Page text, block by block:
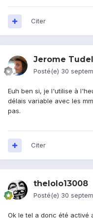
Citer
Jerome
Posté(e) 30
Euh ben si, je l'utilise à
délais variable avec les
pas.
Citer
thelolo13008
Posté(e) 30
Ok le tel a donc été activé